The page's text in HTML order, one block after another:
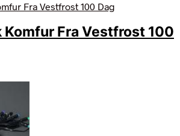
Komfur Fra Vestfrost 100